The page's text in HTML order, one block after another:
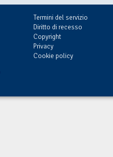
Termini del servizio
Diritto di recesso
Copyright
Privacy
Cookie policy